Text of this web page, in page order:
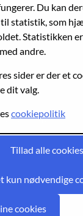
Du kan
statistik, som
Statistikken
andre.
sider er der et
dit valg.
cookiepolitik
Tillad alle cookies
kun nødvendige
cookies